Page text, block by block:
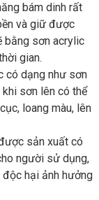
bám dinh rất
và giữ được
bằng sơn acrylic
gian.
có dạng như sơn
sơn lên có thể
loang màu, lên
sản xuất có
người sử dụng,
hại ảnh hưởng